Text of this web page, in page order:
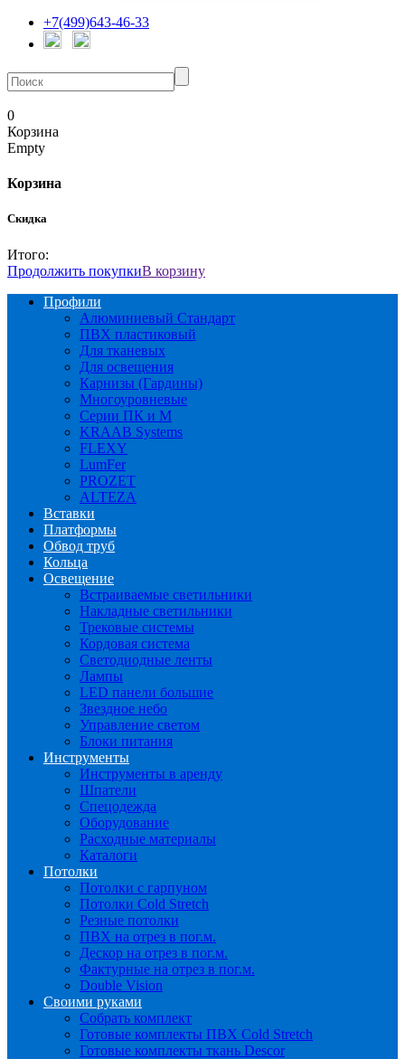
+7(499)643-46-33
0
Корзина
Empty
Корзина
Скидка
Итого:
Продолжить покупкиВ корзину
Профили
Алюминиевый Стандарт
ПВХ пластиковый
Для тканевых
Для освещения
Карнизы (Гардины)
Многоуровневые
Серии ПК и М
KRAAB Systems
FLEXY
LumFer
PROZET
ALTEZA
Вставки
Платформы
Обвод труб
Кольца
Освещение
Встраиваемые светильники
Накладные светильники
Трековые системы
Кордовая система
Светодиодные ленты
Лампы
LED панели большие
Звездное небо
Управление светом
Блоки питания
Инструменты
Инструменты в аренду
Шпатели
Спецодежда
Оборудование
Расходные материалы
Каталоги
Потолки
Потолки с гарпуном
Потолки Cold Stretch
Резные потолки
ПВХ на отрез в пог.м.
Дескор на отрез в пог.м.
Фактурные на отрез в пог.м.
Double Vision
Своими руками
Собрать комплект
Готовые комплекты ПВХ Cold Stretch
Готовые комплекты ткань Descor